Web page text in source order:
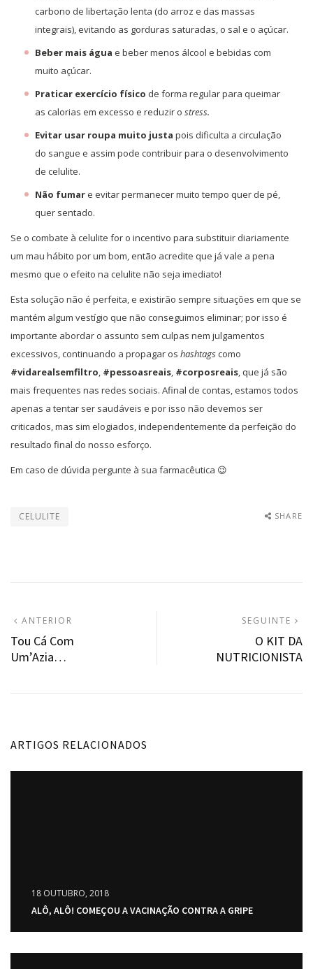
carbono de libertação lenta (do arroz e das massas
integrais), evitando as gorduras saturadas, o sal e o açúcar.
Beber mais água e beber menos álcool e bebidas com
muito açúcar.
Praticar exercício físico de forma regular para queimar
as calorias em excesso e reduzir o stress.
Evitar usar roupa muito justa pois dificulta a circulação
do sangue e assim pode contribuir para o desenvolvimento
de celulite.
Não fumar e evitar permanecer muito tempo quer de pé,
quer sentado.
Se o combate à celulite for o incentivo para substituir diariamente
um mau hábito por um bom, então acredite que já vale a pena
mesmo que o efeito na celulite não seja imediato!
Esta solução não é perfeita, e existirão sempre situações em que se
mantém algum vestígio que não conseguimos eliminar; por isso é
importante abordar o assunto sem culpas nem julgamentos
excessivos, continuando a propagar os hashtagscomo
#vidarealsemfiltro, #pessoasreais, #corposreais, que já são
mais frequentes nas redes sociais. Afinal de contas, estamos todos
apenas a tentar ser saudáveis e por isso não devemos ser
criticados, mas sim elogiados, independentemente da perfeição do
resultado final do nosso esforço.
Em caso de dúvida pergunte à sua farmacêutica 😉
SHARE
CELULITE
Navegação
de
ANTERIOR
ANTERIOR:
Tou Cá Com
Um’Azia…
SEGUINTE
O KIT DA
NUTRICIONISTA
ARTIGOS RELACIONADOS
18 OUTUBRO, 2018
ALÔ, ALÔ! COMEÇOU A VACINAÇÃO CONTRA A GRIPE